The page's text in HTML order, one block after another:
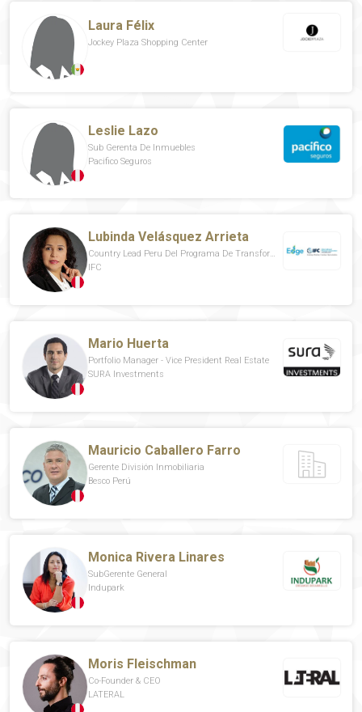
Laura Félix
Jockey Plaza Shopping Center
Leslie Lazo
Sub Gerenta De Inmuebles
Pacifico Seguros
Lubinda Velásquez Arrieta
Country Lead Peru Del Programa De Transformación Del Mercado Para La Edificación Sostenible
IFC
Mario Huerta
Portfolio Manager - Vice President Real Estate
SURA Investments
Mauricio Caballero Farro
Gerente División Inmobiliaria
Besco Perú
Monica Rivera Linares
SubGerente General
Indupark
Moris Fleischman
Co-Founder & CEO
LATERAL